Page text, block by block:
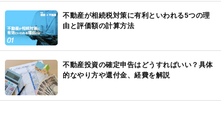
不動産が相続税対策に有利といわれる5つの理
由と評価額の計算方法
不動産投資の確定申告はどうすればいい？具体
的なやり方や還付金、経費を解説